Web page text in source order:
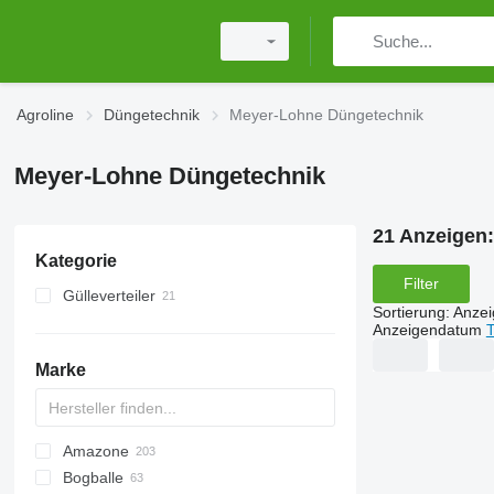
Agroline Düngetechnik Meyer-Lohne Düngetechnik
Meyer-Lohne Düngetechnik
Kategorie
Gülleverteiler
Marke
Exacta
XPL
Amazone
Catros
HTS
TSW
ELYTE
Bogballe
21 Anzeigen:
Filter
Sortierung:
Anzeigendatum